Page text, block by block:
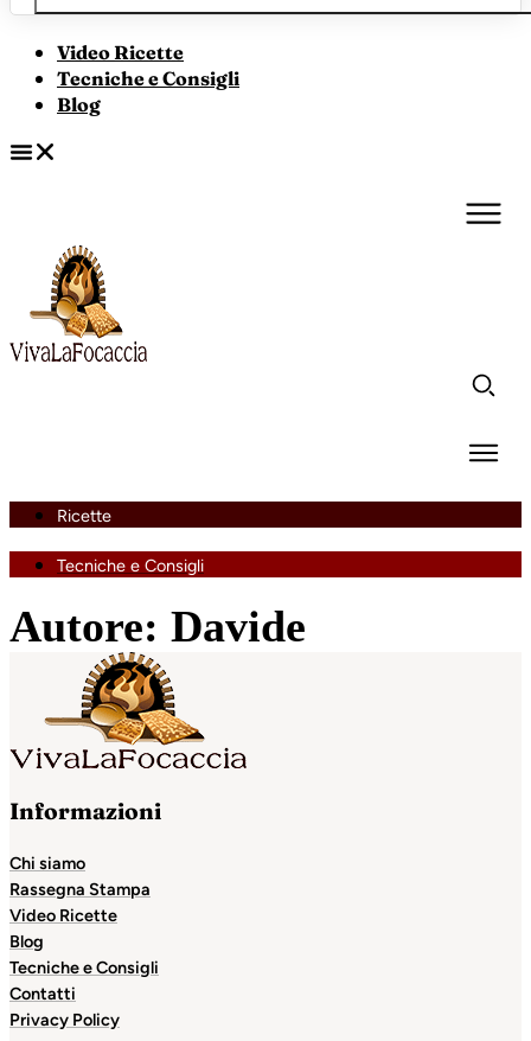
Video Ricette
Tecniche e Consigli
Blog
Ricette
Tecniche e Consigli
Autore: Davide
Informazioni
Chi siamo
Rassegna Stampa
Video Ricette
Blog
Tecniche e Consigli
Contatti
Privacy Policy